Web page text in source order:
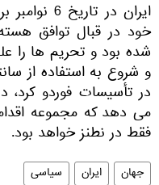
ایران در
خود در قبال توافق
شده بود و تحریم ها را
و شروع به استفاده از
در تأسیسات فوردو
می دهد که مجموعه
فقط در نطنز خواهد بود.
جهان ایران سیاسی